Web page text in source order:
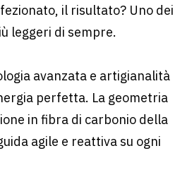
il risultato? Uno dei
leggeri di sempre.
avanzata e artigianalità
perfetta. La geometria
in fibra di carbonio della
agile e reattiva su ogni